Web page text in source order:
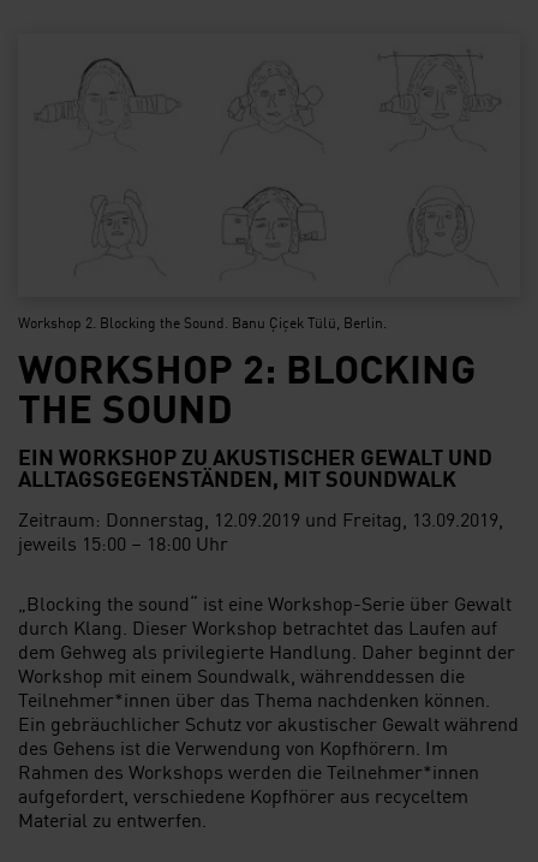
Workshop 2. Blocking the Sound. Banu Çiçek Tülü, Berlin.
WORKSHOP 2: BLOCKING
THE SOUND
EIN WORKSHOP ZU AKUSTISCHER GEWALT UND
ALLTAGSGEGENSTÄNDEN, MIT SOUNDWALK
Zeitraum: Donnerstag, 12.09.2019 und Freitag, 13.09.2019,
jeweils 15:00 – 18:00 Uhr
„Blocking the sound“ ist eine Workshop-Serie über Gewalt
durch Klang. Dieser Workshop betrachtet das Laufen auf
dem Gehweg als privilegierte Handlung. Daher beginnt der
Workshop mit einem Soundwalk, währenddessen die
Teilnehmer*innen über das Thema nachdenken können.
Ein gebräuchlicher Schutz vor akustischer Gewalt während
des Gehens ist die Verwendung von Kopfhörern. Im
Rahmen des Workshops werden die Teilnehmer*innen
aufgefordert, verschiedene Kopfhörer aus recyceltem
Material zu entwerfen.